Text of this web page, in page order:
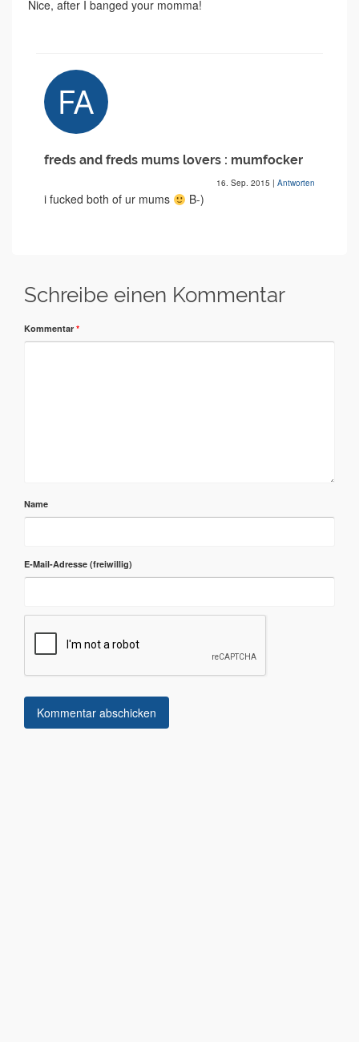
Nice, after I banged your momma!
freds and freds mums lovers : mumfocker
16. Sep. 2015 | Antworten
i fucked both of ur mums B-)
Schreibe einen Kommentar
Kommentar *
Name
E-Mail-Adresse